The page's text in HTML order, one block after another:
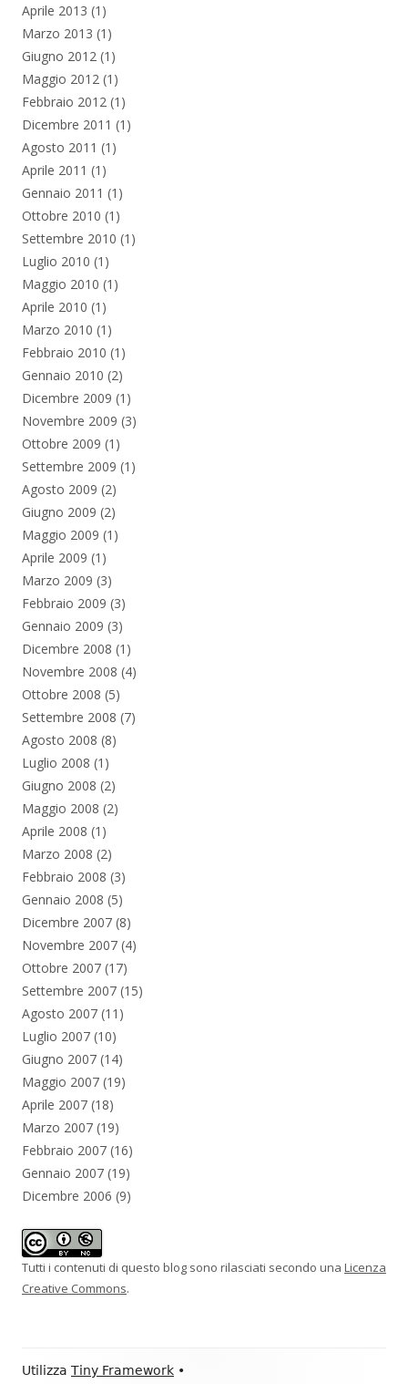
Aprile 2013 (1)
Marzo 2013 (1)
Giugno 2012 (1)
Maggio 2012 (1)
Febbraio 2012 (1)
Dicembre 2011 (1)
Agosto 2011 (1)
Aprile 2011 (1)
Gennaio 2011 (1)
Ottobre 2010 (1)
Settembre 2010 (1)
Luglio 2010 (1)
Maggio 2010 (1)
Aprile 2010 (1)
Marzo 2010 (1)
Febbraio 2010 (1)
Gennaio 2010 (2)
Dicembre 2009 (1)
Novembre 2009 (3)
Ottobre 2009 (1)
Settembre 2009 (1)
Agosto 2009 (2)
Giugno 2009 (2)
Maggio 2009 (1)
Aprile 2009 (1)
Marzo 2009 (3)
Febbraio 2009 (3)
Gennaio 2009 (3)
Dicembre 2008 (1)
Novembre 2008 (4)
Ottobre 2008 (5)
Settembre 2008 (7)
Agosto 2008 (8)
Luglio 2008 (1)
Giugno 2008 (2)
Maggio 2008 (2)
Aprile 2008 (1)
Marzo 2008 (2)
Febbraio 2008 (3)
Gennaio 2008 (5)
Dicembre 2007 (8)
Novembre 2007 (4)
Ottobre 2007 (17)
Settembre 2007 (15)
Agosto 2007 (11)
Luglio 2007 (10)
Giugno 2007 (14)
Maggio 2007 (19)
Aprile 2007 (18)
Marzo 2007 (19)
Febbraio 2007 (16)
Gennaio 2007 (19)
Dicembre 2006 (9)
Tutti i contenuti di questo blog sono rilasciati secondo una Licenza
Creative Commons.
Contenuto
Utilizza Tiny Framework •